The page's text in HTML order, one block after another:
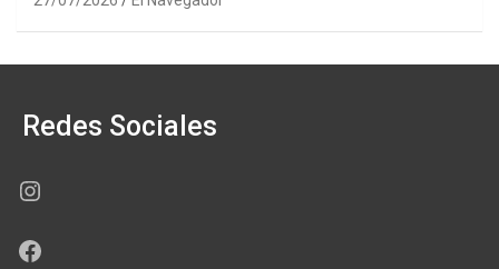
Redes Sociales
Instagram
Facebook